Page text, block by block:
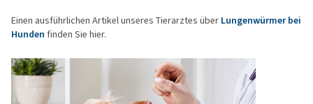
Einen ausführlichen Artikel unseres Tierarztes über Lungenwürmer bei
Hunden finden Sie hier.